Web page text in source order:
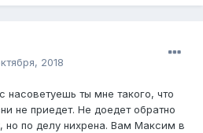
2018
ты мне такого, что
не приедет. Не доедет обратно
но по делу нихрена. Вам Максим в